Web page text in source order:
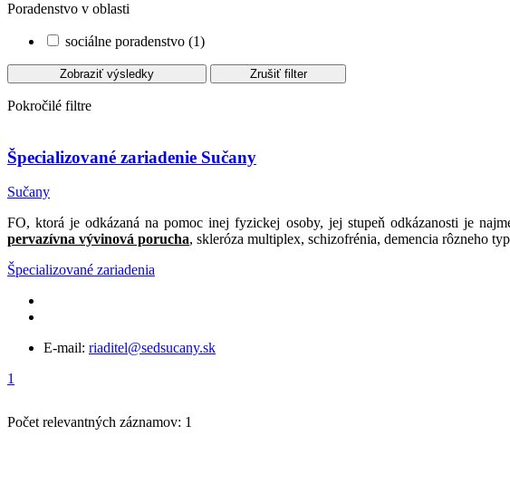
Poradenstvo v oblasti
sociálne poradenstvo (1)
Zobraziť výsledky Zrušiť filter
Pokročilé filtre
Špecializované zariadenie Sučany
Sučany
FO, ktorá je odkázaná na pomoc inej fyzickej osoby, jej stupeň odkázanosti je
pervazívna vývinová porucha, skleróza multiplex, schizofrénia, demencia rôzneho
Špecializované zariadenia
E-mail: riaditel@sedsucany.sk
1
Počet relevantných záznamov: 1